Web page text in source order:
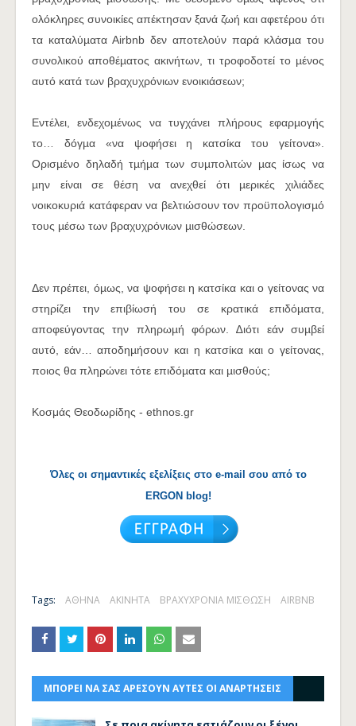
ολόκληρες συνοικίες απέκτησαν ξανά ζωή και αφετέρου ότι
τα καταλύµατα Airbnb δεν αποτελούν παρά κλάσµα του
συνολικού αποθέµατος ακινήτων, τι τροφοδοτεί το µένος
αυτό κατά των βραχυχρόνιων ενοικιάσεων;
Εντέλει, ενδεχοµένως να τυγχάνει πλήρους εφαρµογής
το… δόγµα «να ψοφήσει η κατσίκα του γείτονα».
Ορισµένο δηλαδή τµήµα των συµπολιτών µας ίσως να
µην είναι σε θέση να ανεχθεί ότι µερικές χιλιάδες
νοικοκυριά κατάφεραν να βελτιώσουν τον προϋπολογισµό
τους µέσω των βραχυχρόνιων µισθώσεων.
Δεν πρέπει, όµως, να ψοφήσει η κατσίκα και ο γείτονας να
στηρίζει την επιβίωσή του σε κρατικά επιδόµατα,
αποφεύγοντας την πληρωµή φόρων. ∆ιότι εάν συµβεί
αυτό, εάν… αποδηµήσουν και η κατσίκα και ο γείτονας,
ποιος θα πληρώνει τότε επιδόµατα και µισθούς;
Κοσμάς Θεοδωρίδης - ethnos.gr
Όλες οι σημαντικές εξελίξεις στο e-mail σου από το
ERGON blog!
Tags: ΑΘΗΝΑ ΑΚΙΝΗΤΑ ΒΡΑΧΥΧΡΟΝΙΑ ΜΙΣΘΩΣΗ AIRBNB
ΜΠΟΡΕΙ ΝΑ ΣΑΣ ΑΡΕΣΟΥΝ ΑΥΤΕΣ ΟΙ ΑΝΑΡΤΗΣΕΙΣ